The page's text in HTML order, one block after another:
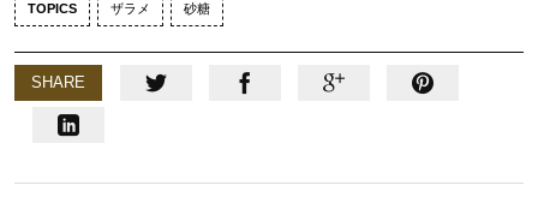
TOPICS ザラメ 砂糖
SHARE